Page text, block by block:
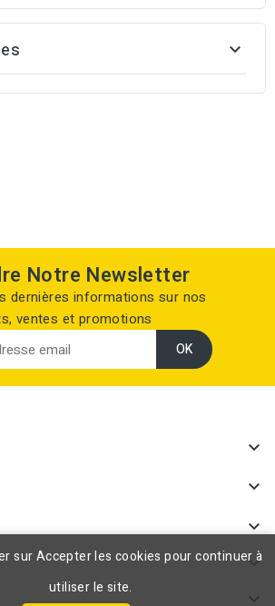

Notre Newsletter
dernières informations sur nos
ventes et promotions





sur Accepter les cookies pour continuer à
utiliser le site.